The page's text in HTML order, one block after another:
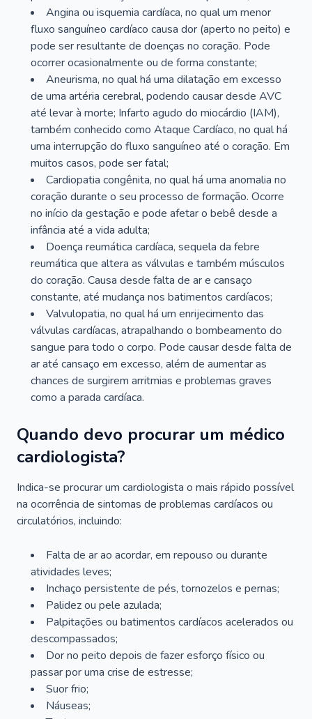
Angina ou isquemia cardíaca, no qual um menor
fluxo sanguíneo cardíaco causa dor (aperto no peito) e
pode ser resultante de doenças no coração. Pode
ocorrer ocasionalmente ou de forma constante;
Aneurisma, no qual há uma dilatação em excesso
de uma artéria cerebral, podendo causar desde AVC
até levar à morte; Infarto agudo do miocárdio (IAM),
também conhecido como Ataque Cardíaco, no qual há
uma interrupção do fluxo sanguíneo até o coração. Em
muitos casos, pode ser fatal;
Cardiopatia congênita, no qual há uma anomalia no
coração durante o seu processo de formação. Ocorre
no início da gestação e pode afetar o bebê desde a
infância até a vida adulta;
Doença reumática cardíaca, sequela da febre
reumática que altera as válvulas e também músculos
do coração. Causa desde falta de ar e cansaço
constante, até mudança nos batimentos cardíacos;
Valvulopatia, no qual há um enrijecimento das
válvulas cardíacas, atrapalhando o bombeamento do
sangue para todo o corpo. Pode causar desde falta de
ar até cansaço em excesso, além de aumentar as
chances de surgirem arritmias e problemas graves
como a parada cardíaca.
Quando devo procurar um médico
cardiologista?
Indica-se procurar um cardiologista o mais rápido possível
na ocorrência de sintomas de problemas cardíacos ou
circulatórios, incluindo:
Falta de ar ao acordar, em repouso ou durante
atividades leves;
Inchaço persistente de pés, tornozelos e pernas;
Palidez ou pele azulada;
Palpitações ou batimentos cardíacos acelerados ou
descompassados;
Dor no peito depois de fazer esforço físico ou
passar por uma crise de estresse;
Suor frio;
Náuseas;